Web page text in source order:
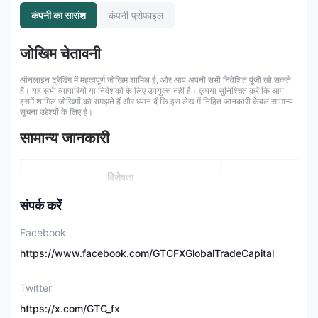
कंपनी का सारांश कंपनी प्रोफाइल
जोखिम चेतावनी
ऑनलाइन ट्रेडिंग में महत्वपूर्ण जोखिम शामिल है, और आप अपनी सभी निवेशित पूंजी खो सकते
हैं। यह सभी व्यापारियों या निवेशकों के लिए उपयुक्त नहीं है। कृपया सुनिश्चित करें कि आप
इसमें शामिल जोखिमों को समझते हैं और ध्यान दें कि इस लेख में निहित जानकारी केवल सामान्य
सूचना उद्देश्यों के लिए है।
सामान्य जानकारी
विशेषता
विनियमन
संपर्क करें
Facebook
https://www.facebook.com/GTCFXGlobalTradeCapital
Twitter
https://x.com/GTC_fx